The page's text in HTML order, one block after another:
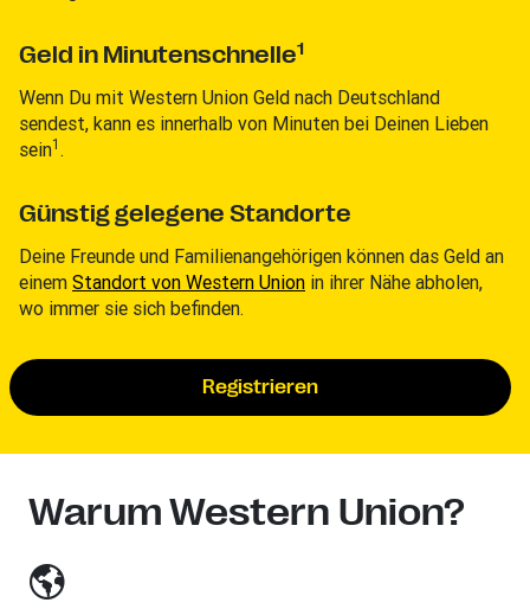
Geld in Minutenschnelle1
Wenn Du mit Western Union Geld nach Deutschland
sendest, kann es innerhalb von Minuten bei Deinen Lieben
sein1 .
Günstig gelegene Standorte
Deine Freunde und Familienangehörigen können das Geld an
einem Standort von Western Union in ihrer Nähe abholen,
wo immer sie sich befinden.
Registrieren
Warum Western Union?